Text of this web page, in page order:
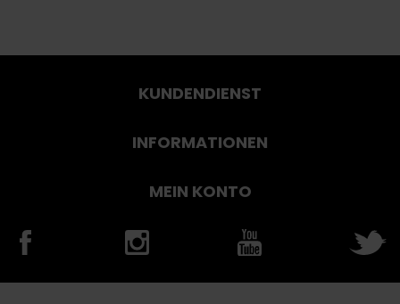
KUNDENDIENST
INFORMATIONEN
MEIN KONTO